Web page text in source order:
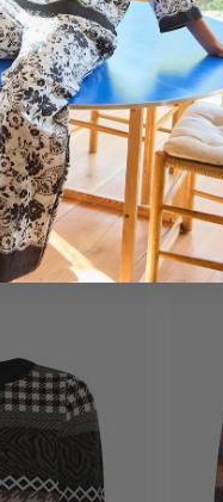
på webshoppen,
forretning for